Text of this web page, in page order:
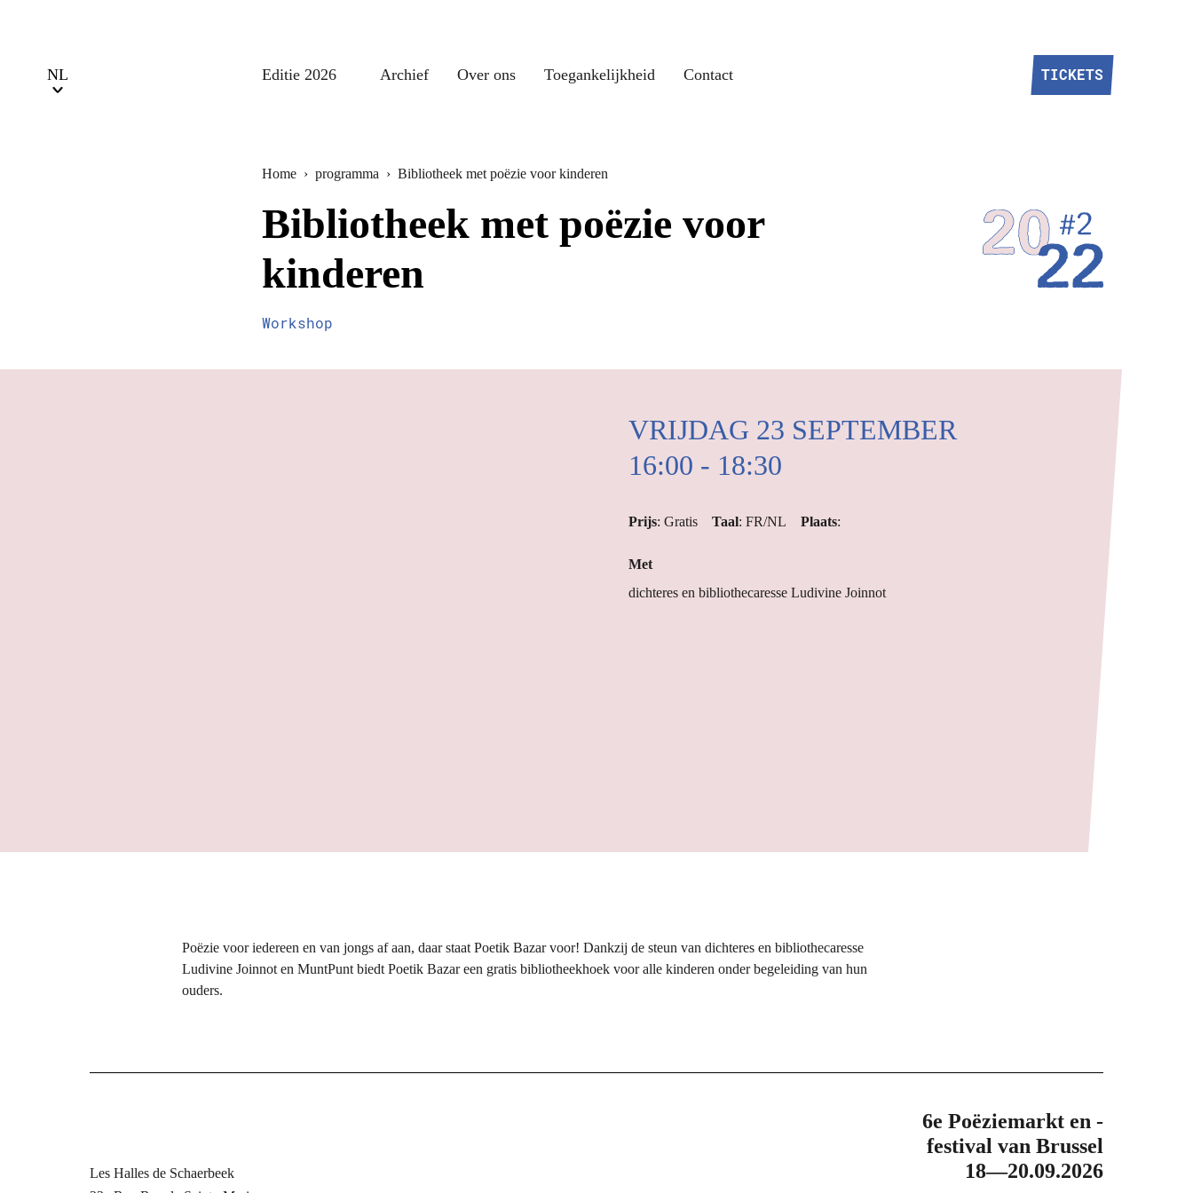
Editie 2026 Archief Over ons Toegankelijkheid Contact
TICKETS
TICKETS
Home › programma › Bibliotheek met poëzie voor kinderen
Bibliotheek met poëzie voor
kinderen
Workshop
VRIJDAG 23 SEPTEMBER
16:00 - 18:30
Prijs: Gratis Taal: FR/NL Plaats:
Met
dichteres en bibliothecaresse Ludivine Joinnot
Poëzie voor iedereen en van jongs af aan, daar staat Poetik Bazar voor! Dankzij de steun van dichteres en bibliothecaresse
Ludivine Joinnot en MuntPunt biedt Poetik Bazar een gratis bibliotheekhoek voor alle kinderen onder begeleiding van hun
ouders.
Les Halles de Schaerbeek
6e Poëziemarkt en -
festival van Brussel
18—20.09.2026